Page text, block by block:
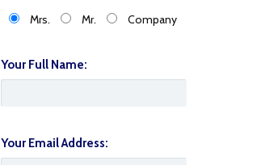
Mrs.
Mr. Company
Your Full Name:
Your Email Address: